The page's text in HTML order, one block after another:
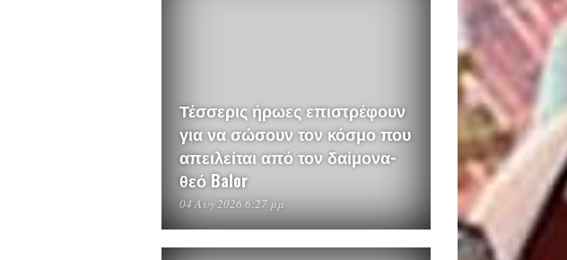
Τέσσερις ήρωες επιστρέφουν
για να σώσουν τον κόσμο που
απειλείται από τον δαίμονα-
θεό Balor
04 Αυγ 2026 6:27 μμ